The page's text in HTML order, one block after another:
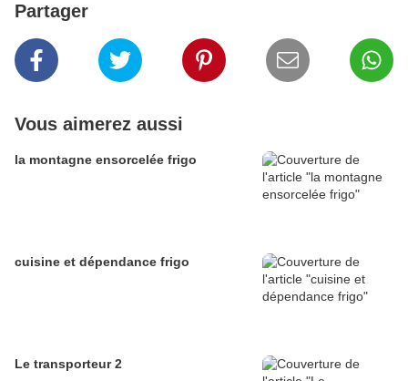
Partager
Vous aimerez aussi
la montagne ensorcelée frigo
cuisine et dépendance frigo
Le transporteur 2